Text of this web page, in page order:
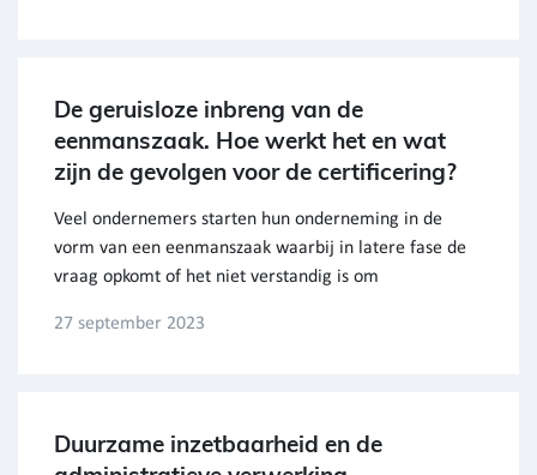
De geruisloze inbreng van de
eenmanszaak. Hoe werkt het en wat
zijn de gevolgen voor de certificering?
Veel ondernemers starten hun onderneming in de
vorm van een eenmanszaak waarbij in latere fase de
vraag opkomt of het niet verstandig is om
27 september 2023
Duurzame inzetbaarheid en de